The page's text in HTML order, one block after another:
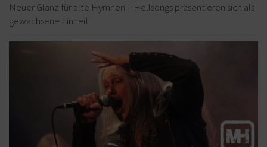
Neuer Glanz für alte Hymnen – Hellsongs präsentieren sich als
gewachsene Einheit